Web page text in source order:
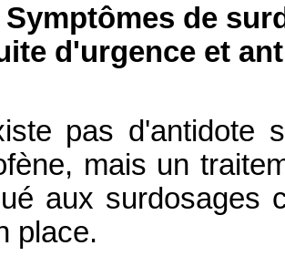
Symptômes de
d'urgence et
pas d'antidote
mais un
aux surdosages
place.